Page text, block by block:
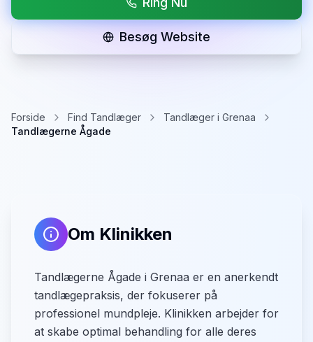
Besøg Website
Forside Find Tandlæger
Tandlæger i Grenaa
Tandlægerne Ågade
Om Klinikken
Tandlægerne Ågade i Grenaa er en anerkendt
tandlægepraksis, der fokuserer på
professionel mundpleje. Klinikken arbejder for
at skabe optimal behandling for alle deres